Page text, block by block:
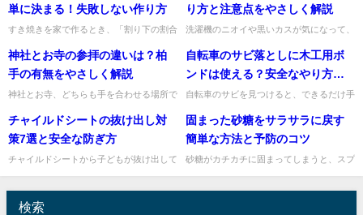
がついているとがっかりして...
個入れるのがいいのか、切るの...
単に決まる！失敗しない作り方
すき焼きを家で作るとき、「割り下の割合
て毎回ぶれる」と悩みやすいですよね。そ
んなときは、まず基本の黄金...
り方と注意点をやさしく解説
洗濯機のニオイや黒いカスが気になって、
とがありますよね。私も、できるだけ身近
なものでやさしくお手入れし...
神社とお寺の参拝の違いは？柏
手の有無をやさしく解説
神社とお寺、どちらも手を合わせる場所で
あります。いちばん大きなポイントは、神
社では柏手を打つことが多く...
自転車のサビ落としに木工用ボ
ンドは使える？安全なやり方と
注意点
自転車のサビを見つけると、できるだけ手
なるのが「木工用ボンドでサビ落としがで
きるの？」という方法です。...
チャイルドシートの抜け出し対
策7選と安全な防ぎ方
チャイルドシートから子どもが抜け出して
気持ち、よく分かります。ま...
固まった砂糖をサラサラに戻す
簡単な方法と予防のコツ
砂糖がカチカチに固まってしまうと、スプ
検索